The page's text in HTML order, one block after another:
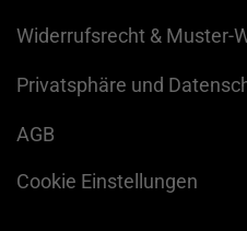
Widerrufsrecht & Muster-
Privatsphäre und
AGB
Cookie Einstellungen